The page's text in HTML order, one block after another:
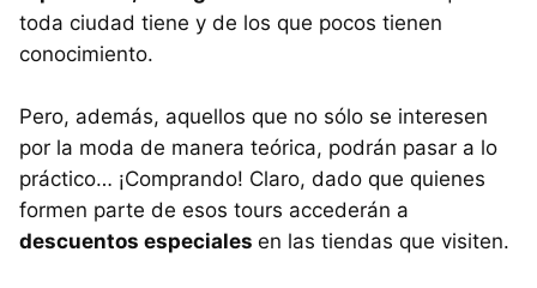
toda ciudad tiene y de los que pocos tienen
conocimiento.
Pero, además, aquellos que no sólo se interesen
por la moda de manera teórica, podrán pasar a lo
práctico… ¡Comprando! Claro, dado que quienes
formen parte de esos tours accederán a
descuentos especiales en las tiendas que visiten.